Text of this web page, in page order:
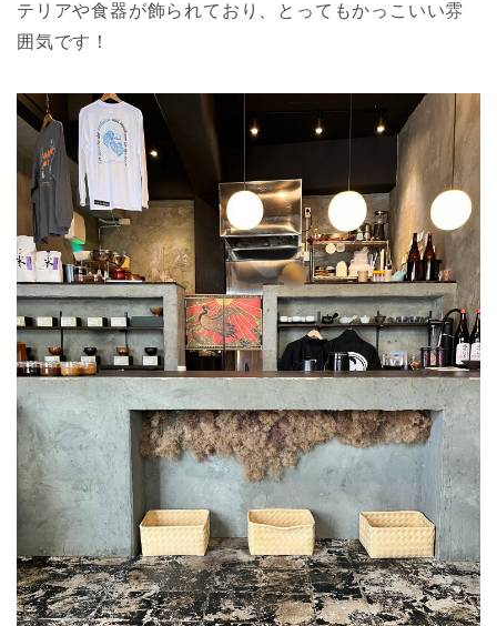
テリアや食器が飾られており、とってもかっこいい雰
囲気です！